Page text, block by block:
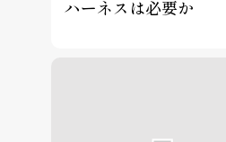
ハーネスは必要か